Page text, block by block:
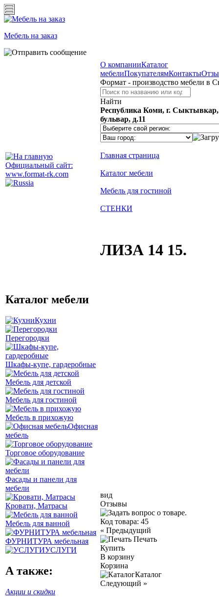
Мебель на заказ
Официальный сайт:
www.format-rk.com
О компанииКаталог
мебелиПокупателямКонтакты
Формат - производство мебели в
Найти
Республика Коми, г.
бульвар, д.11
Главная страница
Каталог мебели
Мебель для гостиной
СТЕНКИ
ЛИЗА 14 15.
Каталог мебели
Кухни
Перегородки
Шкафы-купе, гардеробные
Мебель для детской
Мебель для гостиной
Мебель в прихожую
Офисная
мебель
Торговое оборудование
Фасады и панели для
мебели
Кровати, Матрасы
Мебель для ванной
ФУРНИТУРА мебельная
УСЛУГИ
А также:
Акции и скидки
вид
Отзывы
Код товара: 45
« Предыдущий
Печать
Купить
В корзину
Корзина
Каталог
Следующий »